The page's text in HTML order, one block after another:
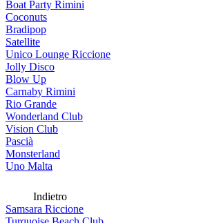
Boat Party Rimini
Coconuts
Bradipop
Satellite
Unico Lounge Riccione
Jolly Disco
Blow Up
Carnaby Rimini
Rio Grande
Wonderland Club
Vision Club
Pascià
Monsterland
Uno Malta
Indietro
Samsara Riccione